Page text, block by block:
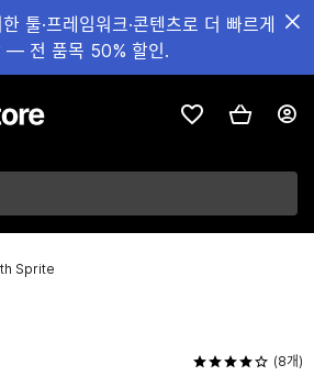
툴·프레임워크·콘텐츠로 더 빠르게
— 전 품목 50% 할인.
Sprite
(8개)